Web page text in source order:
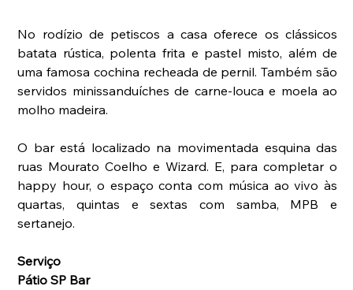
No rodízio de petiscos a casa oferece os clássicos
batata rústica, polenta frita e pastel misto, além de
uma famosa cochina recheada de pernil. Também são
servidos minissanduíches de carne-louca e moela ao
molho madeira.
O bar está localizado na movimentada esquina das
ruas Mourato Coelho e Wizard. E, para completar o
happy hour, o espaço conta com música ao vivo às
quartas, quintas e sextas com samba, MPB e
sertanejo.
Serviço
Pátio SP Bar